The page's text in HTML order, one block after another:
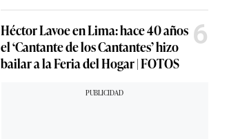
Héctor Lavoe en Lima: hace 40 años
el ‘Cantante de los Cantantes’ hizo
bailar a la Feria del Hogar | FOTOS
6